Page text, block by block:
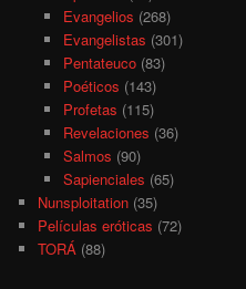
Evangelios (268)
Evangelistas (301)
Pentateuco(83)
Poéticos (143)
Profetas (115)
Revelaciones (36)
Salmos (90)
Sapienciales (65)
Nunsploitation (35)
Películas eróticas (72)
TORÁ (88)